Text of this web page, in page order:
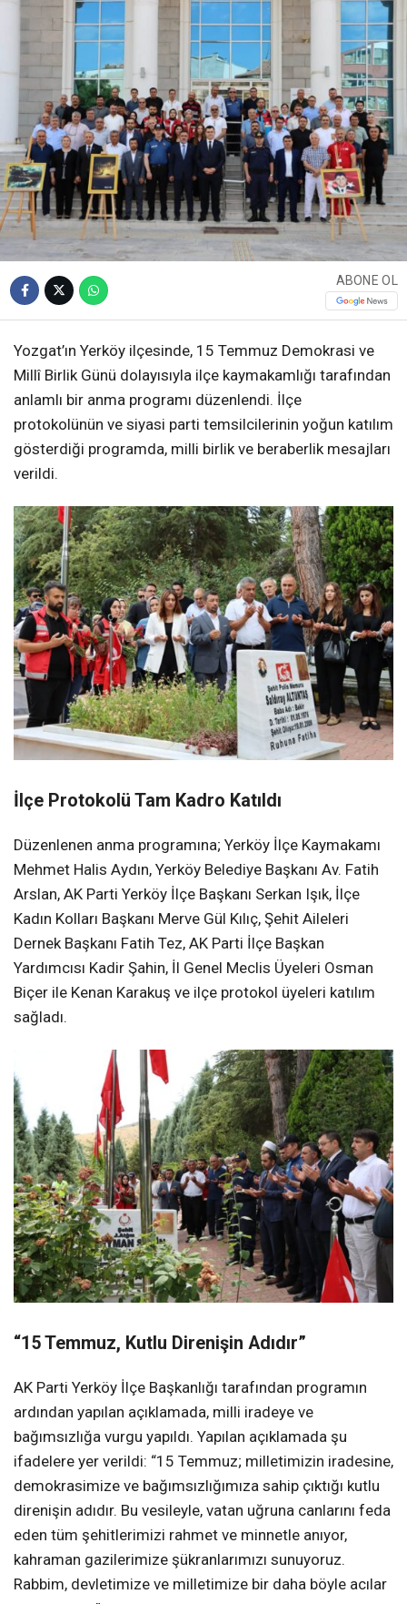
ABONE OL
Yozgat’ın Yerköy ilçesinde, 15 Temmuz Demokrasi ve
Millî Birlik Günü dolayısıyla ilçe kaymakamlığı tarafından
anlamlı bir anma programı düzenlendi. İlçe
protokolünün ve siyasi parti temsilcilerinin yoğun katılım
gösterdiği programda, milli birlik ve beraberlik mesajları
verildi.
İlçe Protokolü Tam Kadro Katıldı
Düzenlenen anma programına; Yerköy İlçe Kaymakamı
Mehmet Halis Aydın, Yerköy Belediye Başkanı Av. Fatih
Arslan, AK Parti Yerköy İlçe Başkanı Serkan Işık, İlçe
Kadın Kolları Başkanı Merve Gül Kılıç, Şehit Aileleri
Dernek Başkanı Fatih Tez, AK Parti İlçe Başkan
Yardımcısı Kadir Şahin, İl Genel Meclis Üyeleri Osman
Biçer ile Kenan Karakuş ve ilçe protokol üyeleri katılım
sağladı.
“15 Temmuz, Kutlu Direnişin Adıdır”
AK Parti Yerköy İlçe Başkanlığı tarafından programın
ardından yapılan açıklamada, milli iradeye ve
bağımsızlığa vurgu yapıldı. Yapılan açıklamada şu
ifadelere yer verildi: “15 Temmuz; milletimizin iradesine,
demokrasimize ve bağımsızlığımıza sahip çıktığı kutlu
direnişin adıdır. Bu vesileyle, vatan uğruna canlarını feda
eden tüm şehitlerimizi rahmet ve minnetle anıyor,
kahraman gazilerimize şükranlarımızı sunuyoruz.
Rabbim, devletimize ve milletimize bir daha böyle acılar